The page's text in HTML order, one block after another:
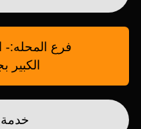
فرع المحله:-
خدمة